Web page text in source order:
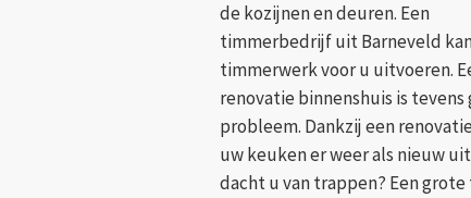
de kozijnen en deuren. Een
timmerbedrijf uit Barneveld
timmerwerk voor u uitvoeren.
renovatie binnenshuis is tevens
probleem. Dankzij een
uw keuken er weer als nieuw
dacht u van trappen? Een grote